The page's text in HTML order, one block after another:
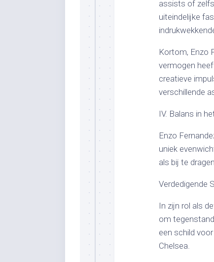
assists of
uiteindelijke
Kortom, Enzo
vermogen
creatieve
verschillende
IV. Balans in
Enzo
uniek
als bij te
Verdedigende
In zijn rol als
om
een schild
Chelsea.